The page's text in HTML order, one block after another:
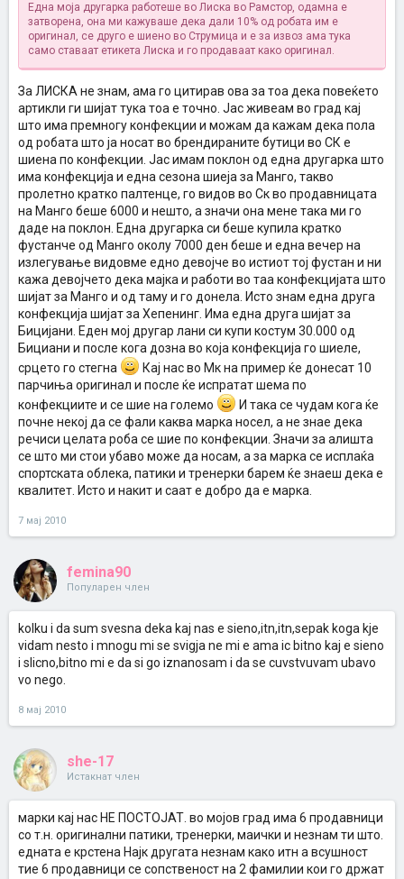
Една моја другарка работеше во Лиска во Рамстор, одамна е
затворена, она ми кажуваше дека дали 10% од робата им е
оригинал, се друго е шиено во Струмица и е за извоз ама тука
само ставаат етикета Лиска и го продаваат како оригинал.
За ЛИСКА не знам, ама го цитирав ова за тоа дека повеќето
артикли ги шијат тука тоа е точно. Јас живеам во град кај
што има премногу конфекции и можам да кажам дека пола
од робата што ја носат во брендираните бутици во СК е
шиена по конфекции. Јас имам поклон од една другарка што
има конфекција и една сезона шиеја за Манго, такво
пролетно кратко палтенце, го видов во Ск во продавницата
на Манго беше 6000 и нешто, а значи она мене така ми го
даде на поклон. Една другарка си беше купила кратко
фустанче од Манго околу 7000 ден беше и една вечер на
излегување видовме едно девојче во истиот тој фустан и ни
кажа девојчето дека мајка и работи во таа конфекцијата што
шијат за Манго и од таму и го донела. Исто знам една друга
конфекција шијат за Хепенинг. Има една друга шијат за
Бицијани. Еден мој другар лани си купи костум 30.000 од
Бициани и после кога дозна во која конфекција го шиеле,
срцето го стегна
Кај нас во Мк на пример ќе донесат 10
парчиња оригинал и после ќе испратат шема по
конфекциите и се шие на големо
И така се чудам кога ќе
почне некој да се фали каква марка носел, а не знае дека
речиси целата роба се шие по конфекции. Значи за алишта
се што ми стои убаво може да носам, а за марка се исплаќа
спортската облека, патики и тренерки барем ќе знаеш дека е
квалитет. Исто и накит и саат е добро да е марка.
7 мај 2010
femina90
Популарен член
kolku i da sum svesna deka kaj nas e sieno,itn,itn,sepak koga kje
vidam nesto i mnogu mi se svigja ne mi e ama ic bitno kaj e sieno
i slicno,bitno mi e da si go iznanosam i da se cuvstvuvam ubavo
vo nego.
8 мај 2010
she-17
Истакнат член
марки кај нас НЕ ПОСТОЈАТ. во мојов град има 6 продавници
со т.н. оригинални патики, тренерки, маички и незнам ти што.
едната е крстена Најк другата незнам како итн а всушност
тие 6 продавници се сопственост на 2 фамилии кои го држат